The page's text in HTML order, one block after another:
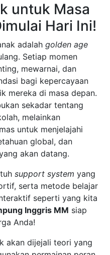
untuk Masa
Hari Ini!
adalah golden age
Setiap momen
mewarnai, dan
bagi kepercayaan
mereka di masa depan.
sekadar tentang
melainkan
untuk menjelajahi
global, dan
akan datang.
support system yang
serta metode belajar
seperti yang kita
Inggris MM siap
Anda!
akan dijejali teori yang